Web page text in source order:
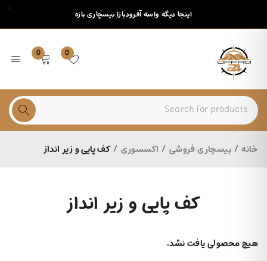
اینجا دیگه واسه آفرودبازا بیسچاری بازه
0
0
کف پایی و زیر انداز
خانه / بیسچاری فروشی / اکسسوری / کف پایی و زیر انداز
هیچ محصولی یافت نشد.